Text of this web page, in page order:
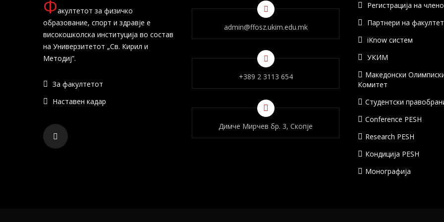
Факултетот за физичко
образование, спорт и здравје е
високошколска институција во состав
на Универзитетот „Св. Кирил и
Методиј”.
За факултетот
Наставен кадар
admin@ffosz.ukim.edu.mk
+389 2 3113 654
Димче Мирчев бр. 3, Скопје
Регистрација на
Партнери на
iKnow систем
УКИМ
Македонски
Комитет
Студентски
Conference PESH
Research PESH
Кондиција PESH
Монографија